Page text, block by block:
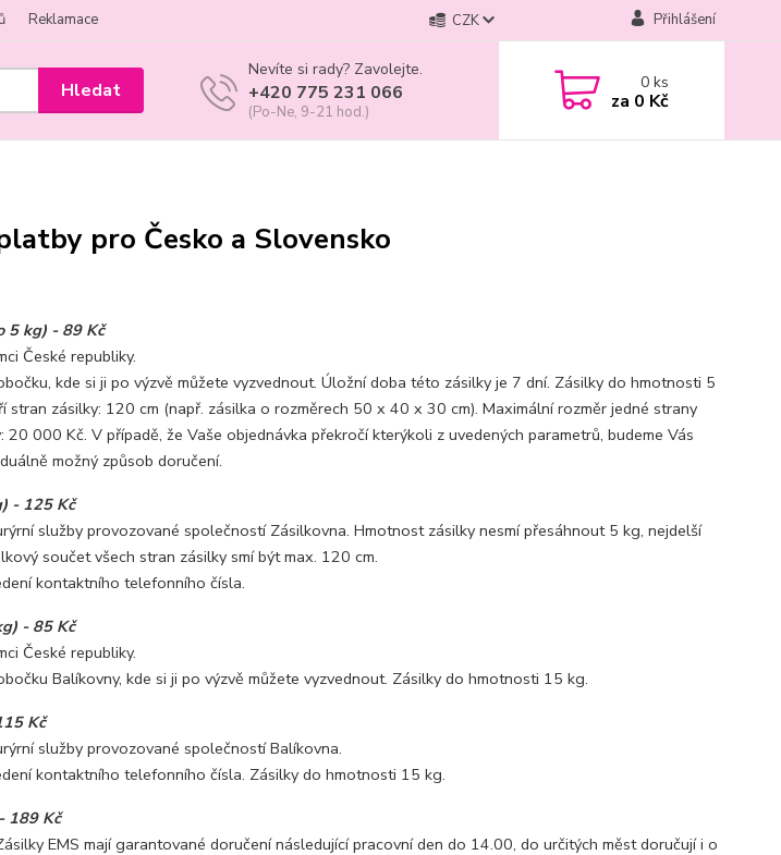
Reklamace CZK Přihlášení
Hledat
Nevíte si rady? Zavolejte.
+420 775 231 066
(Po-Ne, 9-21 hod.)
0ks
za 0 Kč
pro Česko a Slovensko
5 kg) - 89 Kč
České republiky.
kde si ji po výzvě můžete vyzvednout. Úložní doba této zásilky je 7 dní. Zásilky do hmotnosti 5
stran zásilky: 120 cm (např. zásilka o rozměrech 50 x 40 x 30 cm). Maximální rozměr jedné strany
20 000 Kč. V případě, že Vaše objednávka překročí kterýkoli z uvedených parametrů, budeme Vás
možný způsob doručení.
- 125 Kč
služby provozované společností Zásilkovna. Hmotnost zásilky nesmí přesáhnout 5 kg, nejdelší
součet všech stran zásilky smí být max. 120 cm.
kontaktního telefonního čísla.
- 85 Kč
České republiky.
Balíkovny, kde si ji po výzvě můžete vyzvednout. Zásilky do hmotnosti 15 kg.
Kč
služby provozované společností Balíkovna.
kontaktního telefonního čísla. Zásilky do hmotnosti 15 kg.
189 Kč
Zásilky EMS mají garantované doručení následující pracovní den do 14.00, do určitých měst doručují i o